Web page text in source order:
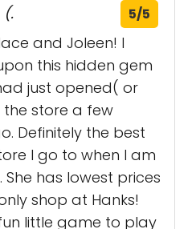
(. 5/5
and Joleen! I
this hidden gem
just opened( or
store a few
Definitely the best
I go to when I am
She has lowest prices
shop at Hanks!
little game to play